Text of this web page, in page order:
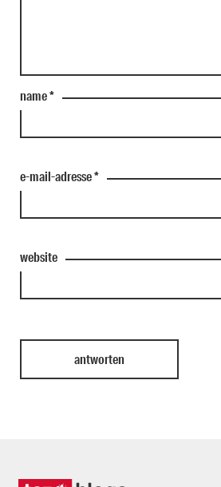
name*
e-mail-adresse*
website